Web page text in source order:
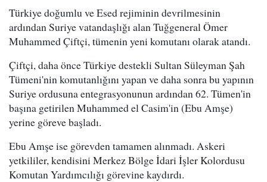
Türkiye doğumlu ve Esed rejiminin devrilmesinin
ardından Suriye vatandaşlığı alan Tuğgeneral Ömer
Muhammed Çiftçi, tümenin yeni komutanı olarak atandı.
Çiftçi, daha önce Türkiye destekli Sultan Süleyman Şah
Tümeni'nin komutanlığını yapan ve daha sonra bu yapının
Suriye ordusuna entegrasyonunun ardından 62. Tümen'in
başına getirilen Muhammed el Casim'in (Ebu Amşe)
yerine göreve başladı.
Ebu Amşe ise görevden tamamen alınmadı. Askeri
yetkililer, kendisini Merkez Bölge İdari İşler Kolordusu
Komutan Yardımcılığı görevine kaydırdı.